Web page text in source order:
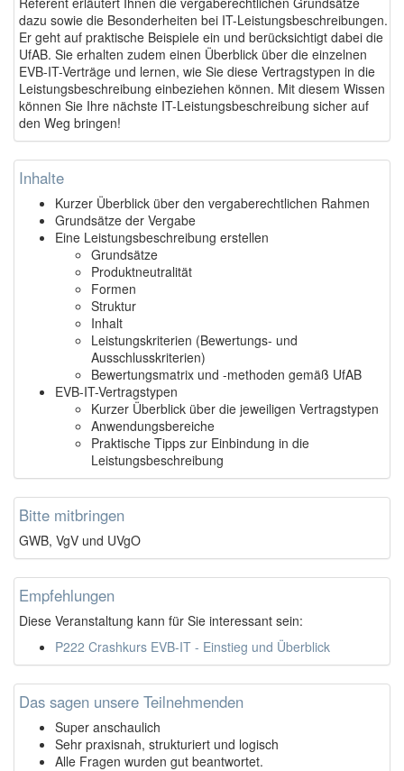
dazu sowie die Besonderheiten bei IT-Leistungsbeschreibungen.
Er geht auf praktische Beispiele ein und berücksichtigt dabei die
UfAB. Sie erhalten zudem einen Überblick über die einzelnen
EVB-IT-Verträge und lernen, wie Sie diese Vertragstypen in die
Leistungsbeschreibung einbeziehen können. Mit diesem Wissen
können Sie Ihre nächste IT-Leistungsbeschreibung sicher auf
den Weg bringen!
Inhalte
Kurzer Überblick über den vergaberechtlichen Rahmen
Grundsätze der Vergabe
Eine Leistungsbeschreibung erstellen
Grundsätze
Produktneutralität
Formen
Struktur
Inhalt
Leistungskriterien (Bewertungs- und
Ausschlusskriterien)
Bewertungsmatrix und -methoden gemäß UfAB
EVB-IT-Vertragstypen
Kurzer Überblick über die jeweiligen Vertragstypen
Anwendungsbereiche
Praktische Tipps zur Einbindung in die
Leistungsbeschreibung
Bitte mitbringen
GWB, VgV und UVgO
Empfehlungen
Diese Veranstaltung kann für Sie interessant sein:
P222 Crashkurs EVB-IT - Einstieg und Überblick
Das sagen unsere Teilnehmenden
Super anschaulich
Sehr praxisnah, strukturiert und logisch
Alle Fragen wurden gut beantwortet.